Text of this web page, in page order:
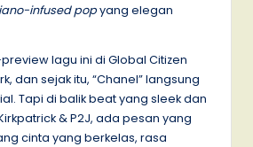
infused popyang elegan
lagu ini di Global Citizen
dan sejak itu, “Chanel” langsung
Tapi di balik beat yang sleek dan
& P2J, ada pesan yang
cinta yang berkelas, rasa